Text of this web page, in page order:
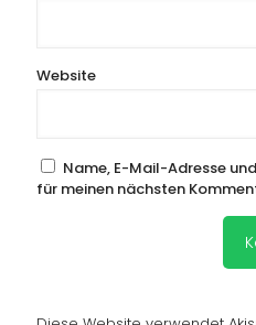
Website
Name, E-Mail-Adresse
für meinen nächsten